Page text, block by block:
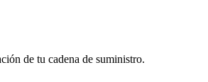
de tu cadena de suministro.